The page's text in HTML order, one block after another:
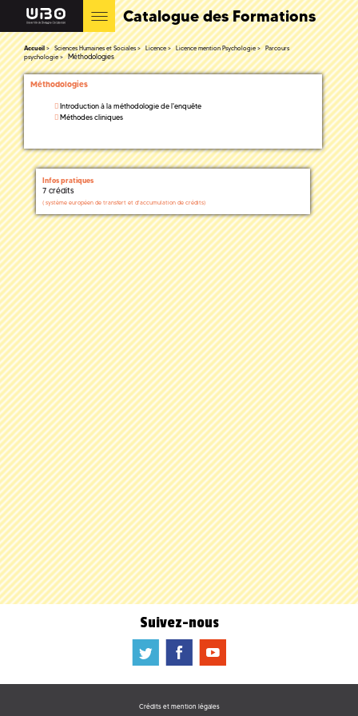
Catalogue des Formations
Accueil Sciences Humaines et Sociales Licence Licence mention Psychologie
Parcours
psychologie
Méthodologies
Méthodologies
Introduction à la méthodologie de l'enquête
Méthodes cliniques
Infos pratiques
7 crédits
( système européen de transfert et d'accumulation de crédits)
Suivez-nous
a b f
Crédits et mention légales